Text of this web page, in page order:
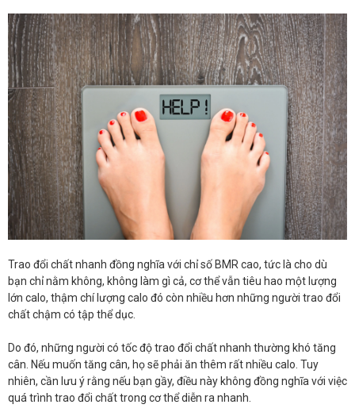
Trao đổi chất nhanh đồng nghĩa với chỉ số BMR cao, tức là cho dù
bạn chỉ nằm không, không làm gì cả, cơ thể vẫn tiêu hao một lượng
lớn calo, thậm chí lượng calo đó còn nhiều hơn những người trao đổi
chất chậm có tập thể dục.
Do đó, những người có tốc độ trao đổi chất nhanh thường khó tăng
cân. Nếu muốn tăng cân, họ sẽ phải ăn thêm rất nhiều calo. Tuy
nhiên, cần lưu ý rằng nếu bạn gầy, điều này không đồng nghĩa với việc
quá trình trao đổi chất trong cơ thể diễn ra nhanh.